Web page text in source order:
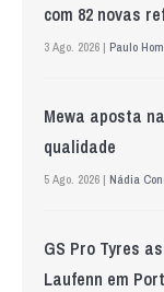
com 82 novas
3 Ago. 2026 | Paulo
Mewa aposta
qualidade
5 Ago. 2026 | Nádia
GS Pro Tyres
Laufenn em